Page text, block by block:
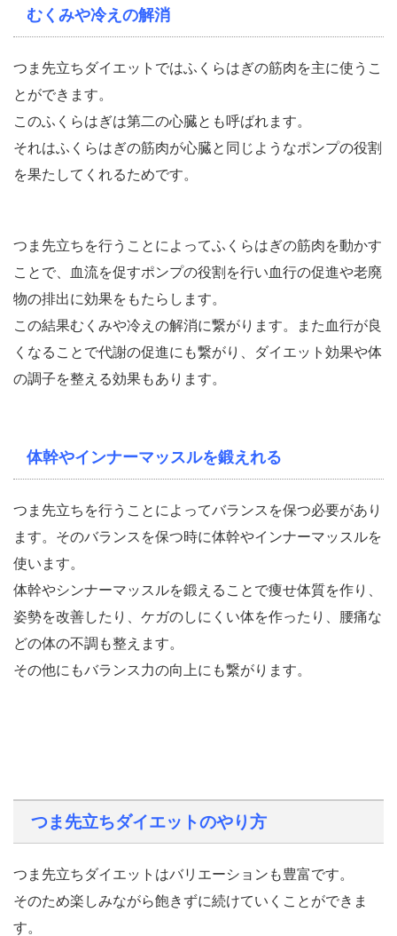
むくみや冷えの解消
つま先立ちダイエットではふくらはぎの筋肉を主に使うこ
とができます。
このふくらはぎは第二の心臓とも呼ばれます。
それはふくらはぎの筋肉が心臓と同じようなポンプの役割
を果たしてくれるためです。
つま先立ちを行うことによってふくらはぎの筋肉を動かす
ことで、血流を促すポンプの役割を行い血行の促進や老廃
物の排出に効果をもたらします。
この結果むくみや冷えの解消に繋がります。また血行が良
くなることで代謝の促進にも繋がり、ダイエット効果や体
の調子を整える効果もあります。
体幹やインナーマッスルを鍛えれる
つま先立ちを行うことによってバランスを保つ必要があり
ます。そのバランスを保つ時に体幹やインナーマッスルを
使います。
体幹やシンナーマッスルを鍛えることで痩せ体質を作り、
姿勢を改善したり、ケガのしにくい体を作ったり、腰痛な
どの体の不調も整えます。
その他にもバランス力の向上にも繋がります。
つま先立ちダイエットのやり方
つま先立ちダイエットはバリエーションも豊富です。
そのため楽しみながら飽きずに続けていくことができま
す。